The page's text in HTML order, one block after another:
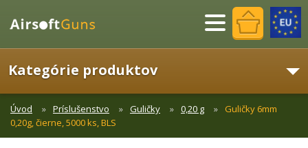
Menu
Kategórie produktov
Úvod Príslušenstvo Guličky 0,20 g
Guličky 6mm
0,20g, čierne, 5000 ks, BLS